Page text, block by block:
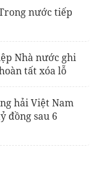
nước tiếp
Nhà nước ghi
tất xóa lỗ
hải Việt Nam
đồng sau 6